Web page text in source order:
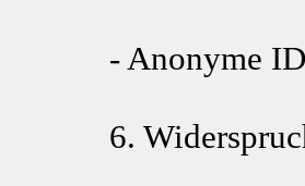
- Anonyme
6.